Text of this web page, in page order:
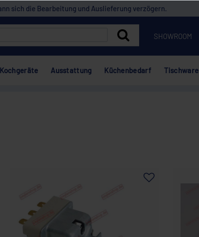
sich die Bearbeitung und Auslieferung verzögern.
SHOWROOM
Kochgeräte Ausstattung Küchenbedarf Tischware